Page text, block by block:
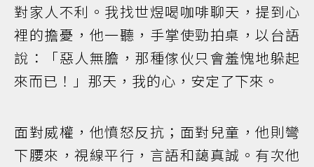
對家人不利。我找世煜喝咖啡聊天，提到心
裡的擔憂，他一聽，手掌使勁拍桌，以台語
說：「惡人無膽，那種傢伙只會羞愧地躲起
來而已！」那天，我的心，安定了下來。
面對威權，他憤怒反抗；面對兒童，他則彎
下腰來，視線平行，言語和藹真誠。有次他